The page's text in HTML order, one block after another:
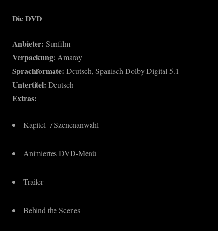
Die DVD
Anbieter: Sunfilm
Verpackung: Amaray
Sprachformate: Deutsch, Spanisch Dolby Digital 5.1
Untertitel: Deutsch
Extras:
Kapitel- / Szenenanwahl
Animiertes DVD-Menü
Trailer
Behind the Scenes